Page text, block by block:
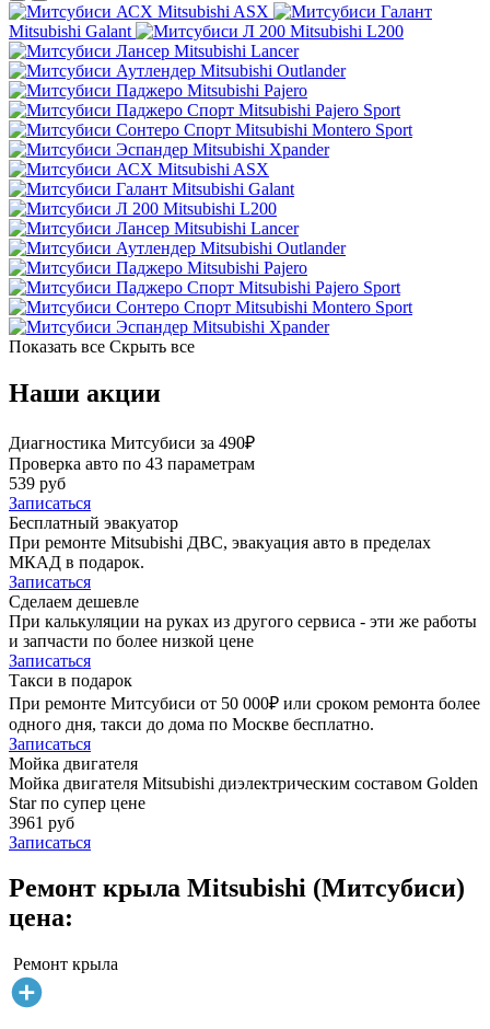
Mitsubishi ASX
Mitsubishi Galant
Mitsubishi L200
Mitsubishi Lancer
Mitsubishi Outlander
Mitsubishi Pajero
Mitsubishi Pajero Sport
Mitsubishi Montero Sport
Mitsubishi Xpander
Mitsubishi ASX
Mitsubishi Galant
Mitsubishi L200
Mitsubishi Lancer
Mitsubishi Outlander
Mitsubishi Pajero
Mitsubishi Pajero Sport
Mitsubishi Montero Sport
Mitsubishi Xpander
Показать все Скрыть все
Наши акции
Диагностика Митсубиси за 490₽
Проверка авто по 43 параметрам
539 руб
Записаться
Бесплатный эвакуатор
При ремонте Mitsubishi ДВС, эвакуация авто в пределах
МКАД в подарок.
Записаться
Сделаем дешевле
При калькуляции на руках из другого сервиса - эти же работы
и запчасти по более низкой цене
Записаться
Такси в подарок
При ремонте Митсубиси от 50 000₽ или сроком ремонта более
одного дня, такси до дома по Москве бесплатно.
Записаться
Мойка двигателя
Мойка двигателя Mitsubishi диэлектрическим составом Golden
Star по супер цене
3961 руб
Записаться
Ремонт крыла Mitsubishi (Митсубиси)
цена:
Ремонт крыла